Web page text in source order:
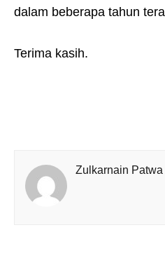
dalam beberapa tahun
Terima kasih.
Zulkarnain Patwa